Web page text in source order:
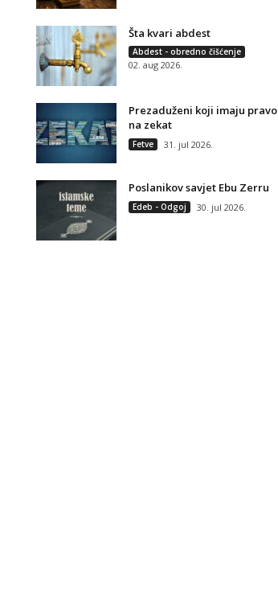
Šta kvari abdest
Abdest - obredno čišćenje
02. aug 2026.
Prezaduženi koji imaju pravo
na zekat
Fetve 31. jul 2026.
Poslanikov savjet Ebu Zerru
Edeb - Odgoj 30. jul 2026.